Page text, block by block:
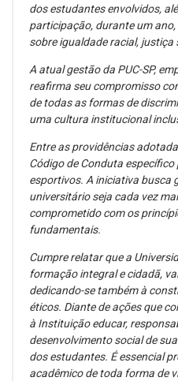
dos estudantes envolvidos,
participação, durante um
sobre igualdade racial, justiça
A atual gestão da PUC-SP,
reafirma seu compromisso
de todas as formas de
uma cultura institucional
Entre as providências
Código de Conduta
esportivos. A iniciativa busca
universitário seja cada vez
comprometido com os
fundamentais.
Cumpre relatar que a
formação integral e cidadã,
dedicando-se também à
éticos. Diante de ações que
à Instituição educar,
desenvolvimento social de
dos estudantes. É essencial
acadêmico de toda forma de